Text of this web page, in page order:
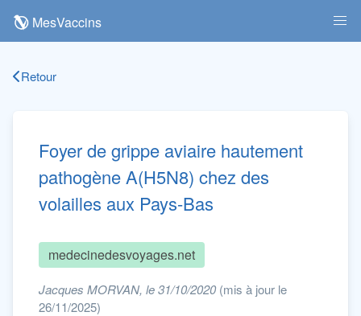
MesVaccins
Retour
Foyer de grippe aviaire hautement
pathogène A(H5N8) chez des
volailles aux Pays-Bas
medecinedesvoyages.net
Jacques MORVAN, le 31/10/2020 (mis à jour le
26/11/2025)